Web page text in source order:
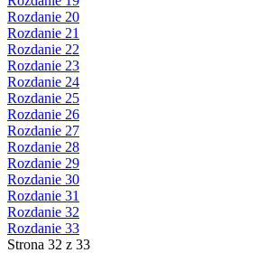
Rozdanie 20
Rozdanie 21
Rozdanie 22
Rozdanie 23
Rozdanie 24
Rozdanie 25
Rozdanie 26
Rozdanie 27
Rozdanie 28
Rozdanie 29
Rozdanie 30
Rozdanie 31
Rozdanie 32
Rozdanie 33
Strona 32 z 33